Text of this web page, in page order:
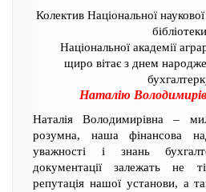
Колектив Національної наукової
бібліотеки
Національної академії
щиро вітає з днем
Наталію
Наталія Володимирівна –
розумна, наша фінансова
уважності і знань
документації залежать не
репутація нашої установи, а